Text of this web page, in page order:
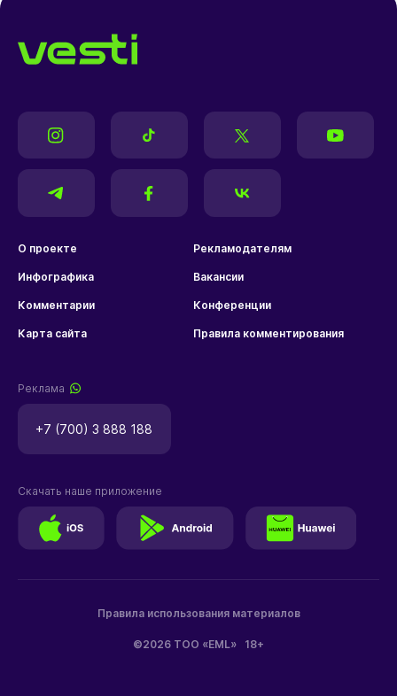
О проекте Рекламодателям
Инфографика Вакансии
Комментарии Конференции
Карта сайта Правила комментирования
Реклама
+7 (700) 3 888 188
©2026 ТОО «EML» 18+
Правила использования материалов
Скачать наше приложение